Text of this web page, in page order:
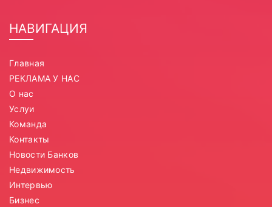
НАВИГАЦИЯ
Главная
РЕКЛАМА У НАС
О нас
Услуи
Команда
Контакты
Новости Банков
Недвижимость
Интервью
Бизнес